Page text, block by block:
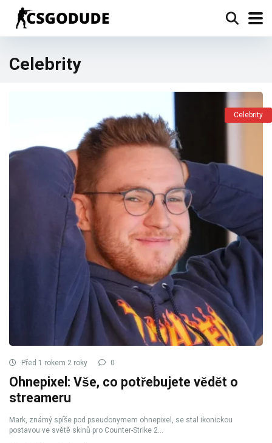
Celebrity
Celebrity
Před 1 rokem 2 roky 0
Ohnepixel: Vše, co potřebujete vědět o
streameru
Mark, známý spíše pod pseudonymem ohnepixel, se stal ikonickou
postavou ve světě skinů pro Counter-Strike 2...